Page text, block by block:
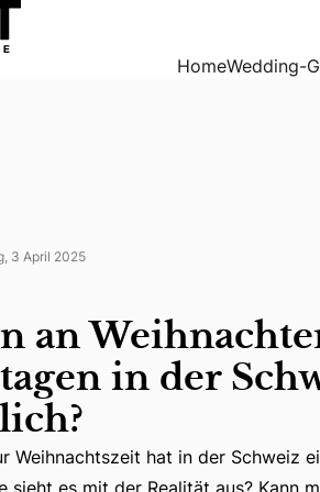
Silvester & Feiertagen in der
HomeWedding-
3 April 2025
an
in der
Weihnachtszeit hat in der Schweiz
Weihnachtszeit hat in der Schweiz